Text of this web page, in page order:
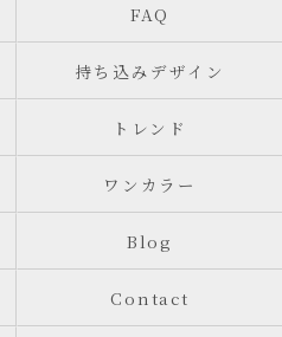
FAQ
持ち込みデザイン
トレンド
ワンカラー
Blog
Contact